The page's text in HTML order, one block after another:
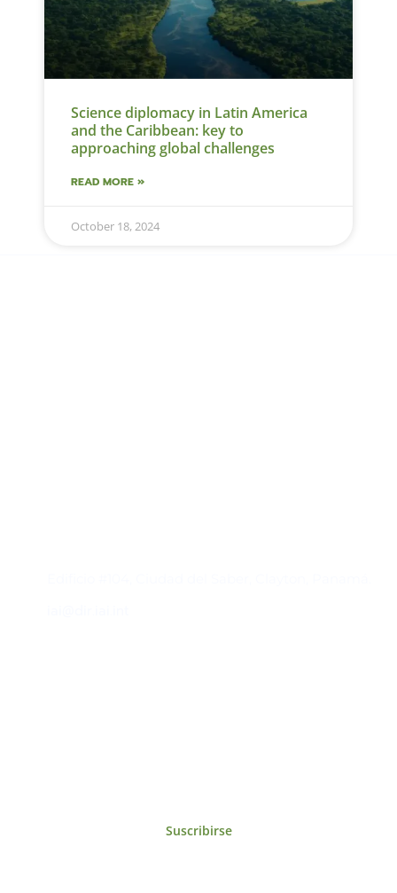
Science diplomacy in Latin America
and the Caribbean: key to
approaching global challenges
READ MORE »
October 18, 2024
Suscribirse